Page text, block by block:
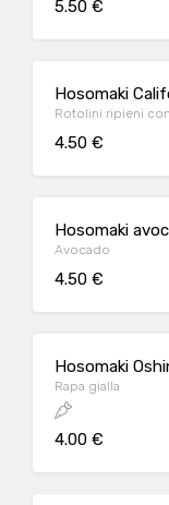
5.50 €
Hosomaki
Rotolini ripieni
4.50 €
Hosomaki
Avocado
4.50 €
Hosomaki
Rapa gialla
4.00 €